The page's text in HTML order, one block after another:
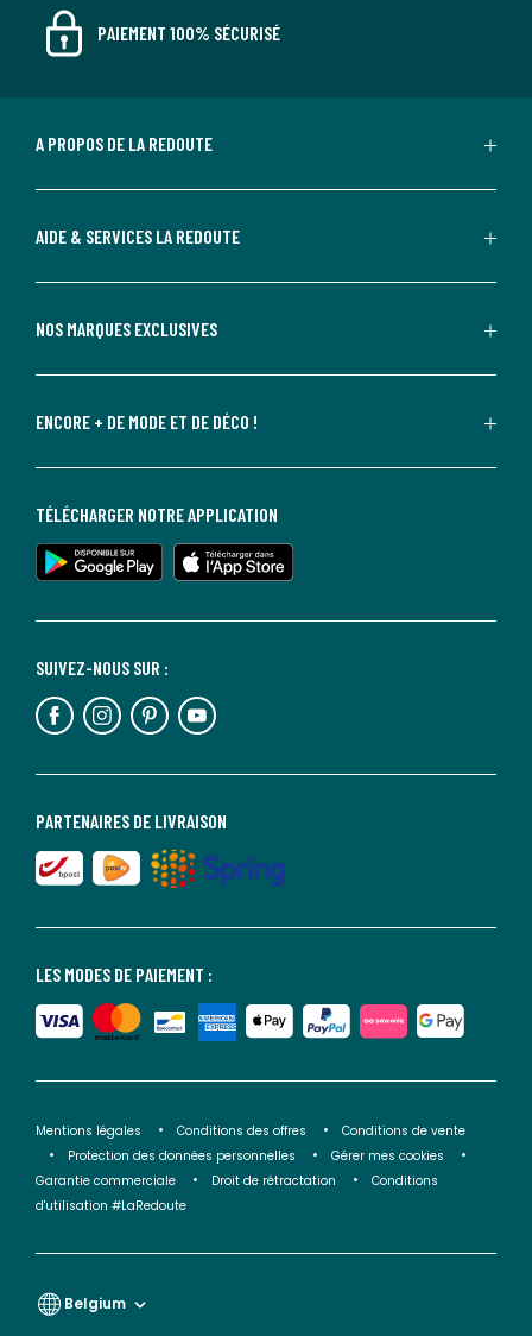
PAIEMENT 100% SÉCURISÉ
A PROPOS DE LA REDOUTE
AIDE & SERVICES LA REDOUTE
NOS MARQUES EXCLUSIVES
ENCORE + DE MODE ET DE DÉCO !
LES MODES DE PAIEMENT :
PARTENAIRES DE LIVRAISON
SUIVEZ-NOUS SUR :
TÉLÉCHARGER NOTRE APPLICATION
Mentions légales Conditions des offres
Conditions de vente
Protection des données personnelles
Gérer mes cookies
Garantie commerciale
Droit de rétractation
Conditions
d'utilisation #LaRedoute
Belgium